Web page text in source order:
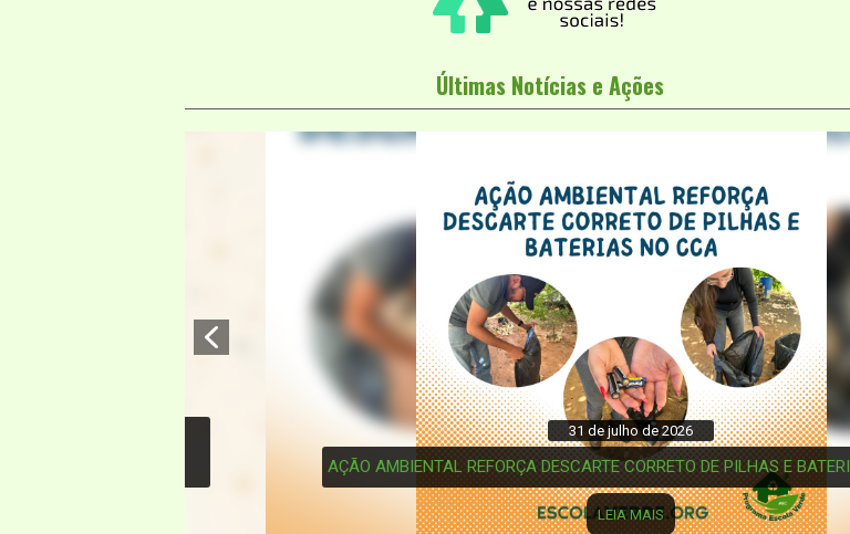
Últimas Notícias e Ações
31 de julho de 2026
AÇÃO AMBIENTAL REFORÇA DESCARTE CORRETO DE PILHAS E BATERIAS NO
LEIA MAIS